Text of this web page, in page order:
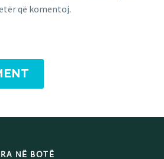
që komentoj.
NË BOTË